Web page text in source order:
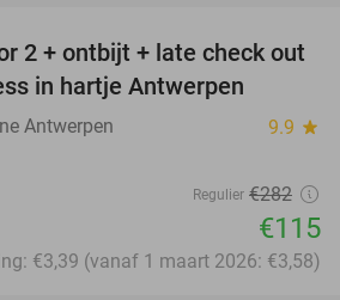
59%
2 + ontbijt + late check out
in hartje Antwerpen
Antwerpen 9.9 star
Regulier €282
€115
€3,39 (vanaf 1 maart 2026: €3,58)